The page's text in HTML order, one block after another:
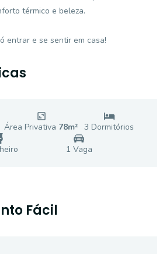
térmico e beleza.
entrar e se sentir em casa!
Área Privativa 78m² 3 Dormitórios
1 Vaga
Fácil